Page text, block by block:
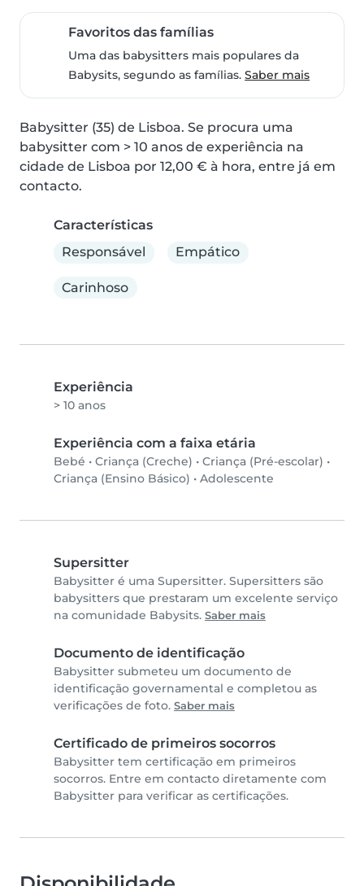
Favoritos das famílias
Uma das babysitters mais populares da
Babysits, segundo as famílias.Saber mais
Babysitter (35) de Lisboa. Se procura uma
babysitter com > 10 anos de experiência na
cidade de Lisboa por 12,00 € à hora, entre já em
contacto.
Características
Responsável
Empático
Carinhoso
Experiência
> 10 anos
Experiência com a faixa etária
Bebé • Criança (Creche) • Criança (Pré-escolar) •
Criança (Ensino Básico) • Adolescente
Supersitter
Babysitter é uma Supersitter. Supersitters são
babysitters que prestaram um excelente serviço
na comunidade Babysits. Saber mais
Documento de identificação
Babysitter submeteu um documento de
identificação governamental e completou as
verificações de foto. Saber mais
Certificado de primeiros socorros
Babysitter tem certificação em primeiros
socorros. Entre em contacto diretamente com
Babysitter para verificar as certificações.